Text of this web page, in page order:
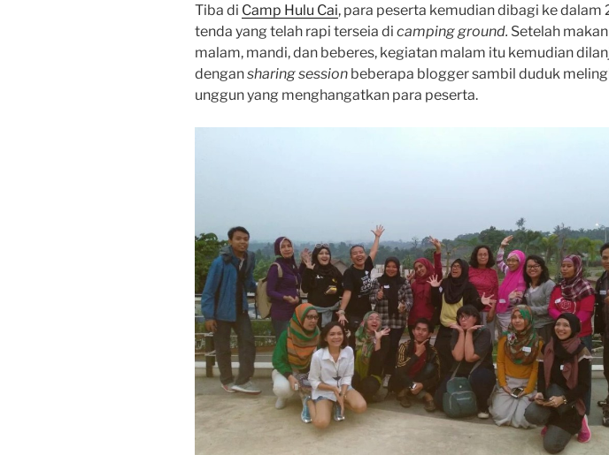
Tiba di Camp Hulu Cai, para peserta kemudian dibagi ke dalam
tenda yang telah rapi terseia di camping ground. Setelah makan
malam, mandi, dan beberes, kegiatan malam itu kemudian
dengansharing session beberapa blogger sambil duduk
unggun yang menghangatkan para peserta.